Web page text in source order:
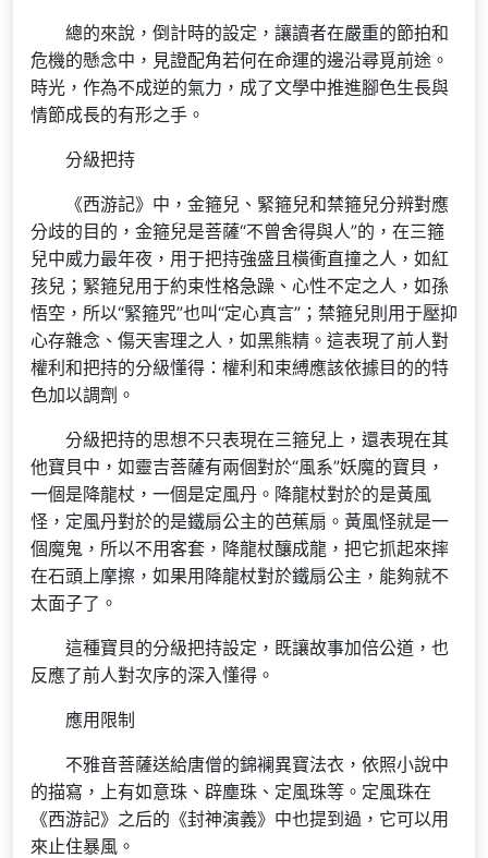
總的來說，倒計時的設定，讓讀者在嚴重的節拍和
危機的懸念中，見證配角若何在命運的邊沿尋覓前途。
時光，作為不成逆的氣力，成了文學中推進腳色生長與
情節成長的有形之手。
分級把持
《西游記》中，金箍兒、緊箍兒和禁箍兒分辨對應
分歧的目的，金箍兒是菩薩“不曾舍得與人”的，在三箍
兒中威力最年夜，用于把持強盛且橫衝直撞之人，如紅
孩兒；緊箍兒用于約束性格急躁、心性不定之人，如孫
悟空，所以“緊箍咒”也叫“定心真言”；禁箍兒則用于壓抑
心存雜念、傷天害理之人，如黑熊精。這表現了前人對
權利和把持的分級懂得：權利和束縛應該依據目的的特
色加以調劑。
分級把持的思想不只表現在三箍兒上，還表現在其
他寶貝中，如靈吉菩薩有兩個對於“風系”妖魔的寶貝，
一個是降龍杖，一個是定風丹。降龍杖對於的是黃風
怪，定風丹對於的是鐵扇公主的芭蕉扇。黃風怪就是一
個魔鬼，所以不用客套，降龍杖釀成龍，把它抓起來摔
在石頭上摩擦，如果用降龍杖對於鐵扇公主，能夠就不
太面子了。
這種寶貝的分級把持設定，既讓故事加倍公道，也
反應了前人對次序的深入懂得。
應用限制
不雅音菩薩送給唐僧的錦襕異寶法衣，依照小說中
的描寫，上有如意珠、辟塵珠、定風珠等。定風珠在
《西游記》之后的《封神演義》中也提到過，它可以用
來止住暴風。